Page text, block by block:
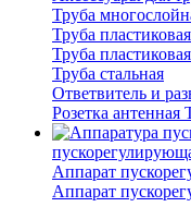
Труба
Труба
Труба
Труба стальная
Ответвитель и
Розетка антенная
Аппарат
Аппарат